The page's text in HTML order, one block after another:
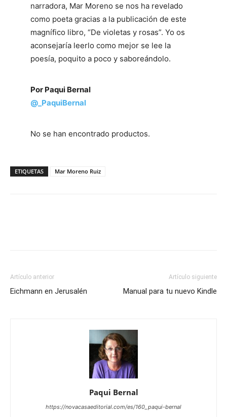
narradora, Mar Moreno se nos ha revelado
como poeta gracias a la publicación de este
magnífico libro, “De violetas y rosas”. Yo os
aconsejaría leerlo como mejor se lee la
poesía, poquito a poco y saboreándolo.
Por Paqui Bernal
@_PaquiBernal
No se han encontrado productos.
ETIQUETAS Mar Moreno Ruiz
Artículo anterior
Eichmann en Jerusalén
Artículo siguiente
Manual para tu nuevo Kindle
Paqui Bernal
https://novacasaeditorial.com/es/160_paqui-bernal